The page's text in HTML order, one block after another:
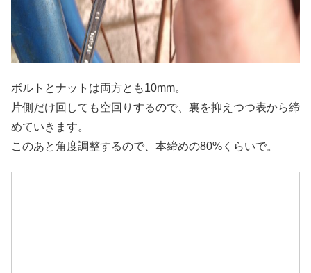
ボルトとナットは両方とも10mm。
片側だけ回しても空回りするので、裏を抑えつつ表から締
めていきます。
このあと角度調整するので、本締めの80%くらいで。